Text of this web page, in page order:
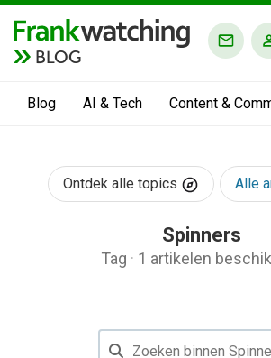
BLOG
Blog AI & Tech Content &
Ontdek alle topics Alle
Spinners
Tag · 1 artikelen